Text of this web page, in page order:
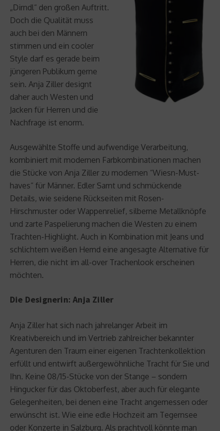
„Dirndl“ den großen Auftritt.
Doch die Qualität muss
auch bei den Männern
stimmen und ein cooler
Style darf es gerade beim
jüngeren Publikum gerne
sein. Anja Ziller designt
daher auch Westen und
Jacken für Herren und die
Nachfrage ist enorm.
Ausgewählte Stoffe und aufwendige Verarbeitung,
kombiniert mit modernen Farbkombinationen machen
die Stücke von Anja Ziller zu modernen “Wiesn-Must-
haves“ für Männer. Edler Samt und schmückende
Details, wie seidene Rückseiten mit Rosen-
Hirschmuster oder Wappenrelief, silberne Metallknöpfe
und zarte Paspelierung machen die Westen zu einem
Trachten-Highlight. Auch in Kombination mit Jeans und
schlichtem weißen Hemd eine angesagte Alternative für
Herren, die nicht im all-over Trachenlook erscheinen
möchten.
Die Designerin: Anja Ziller
Anja Ziller hat sich nach jahrelanger Arbeit im
Kreativbereich und im Vertrieb zahlreicher bekannter
Agenturen den Traum einer eigenen Trachtenkollektion
erfüllt und entwirft außergewöhnliche Tracht für Sie und
Ihn. Keine 08/15-Stücke von der Stange – sondern
Hingucker für das Oktoberfest, aber auch für elegante
Gelegenheiten, bei denen eine Tracht angemessen oder
erwünscht ist. Wie eine edle Hochzeit am Tegernsee
oder Konzerte in Salzburg. Als prachtvoll könnte man